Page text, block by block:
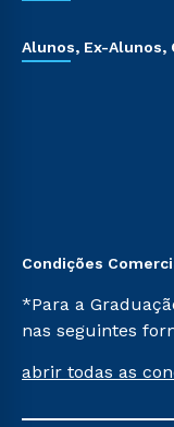
Alunos, Ex-Alunos,
Condições
*Para a
nas seguintes
Já para as
abrir todas as